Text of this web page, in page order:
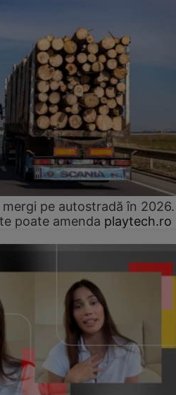
pe autostradă în 2026.
poate amenda playtech.ro